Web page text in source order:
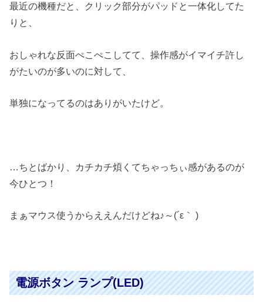
最近の機種だと、クリック部分がパッドと一体化してた
りと、
おしゃれな反面ぺこぺこしてて、操作感がイマイチ許し
がたいのが多いのに対して、
単独になってるのはありがいたけど。
…ちとばかり、カチカチ煩くてちゃっちぃ感があるのが
今ひとつ！
まぁマウス使うからええんだけどね♪～(´ε｀ )
電源ボタン ランプ(LED)